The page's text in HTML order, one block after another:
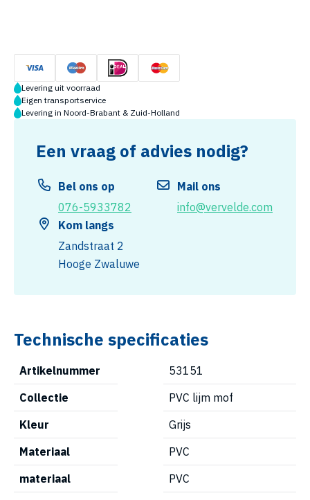
Levering uit voorraad
Eigen transportservice
Levering in Noord-Brabant & Zuid-Holland
Een vraag of advies nodig?
Bel ons op
076-5933782
Mail ons
info@vervelde.com
Kom langs
Zandstraat 2
Hooge Zwaluwe
Technische specificaties
Artikelnummer
53151
Collectie
PVC lijm mof
Kleur
Grijs
Materiaal
PVC
materiaal
PVC